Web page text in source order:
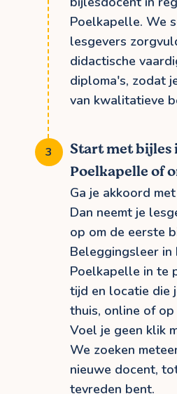
Poelkapelle. We
lesgevers
didactische
diploma's, zodat
van kwalitatieve
Start met bijles
Poelkapelle of
Ga je akkoord
Dan neemt je
op om de eerste
Beleggingsleer in
Poelkapelle in te
tijd en locatie die
thuis, online of
Voel je geen klik
We zoeken
nieuwe docent,
tevreden bent.